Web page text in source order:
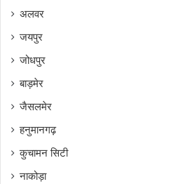
अलवर
जयपुर
जोधपुर
बाड़मेर
जैसलमेर
हनुमानगढ़
कुचामन सिटी
नाकोड़ा